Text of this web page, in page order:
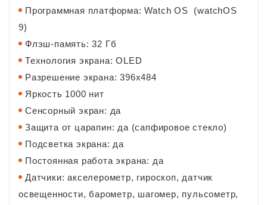
Программная платформа: Watch OS (watchOS
9)
Флэш-память: 32 Гб
Технология экрана: OLED
Разрешение экрана: 396x484
Яркость 1000 нит
Сенсорный экран: да
Защита от царапин: да (сапфировое стекло)
Подсветка экрана: да
Постоянная работа экрана: да
Датчики: акселерометр, гироскоп, датчик
освещенности, барометр, шагомер, пульсометр,